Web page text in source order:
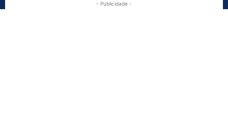
- Publicidade -